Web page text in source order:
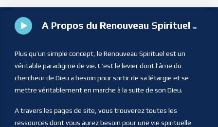
A Propos du Renouveau Spirituel
Plus qu’un simple concept, le Renouveau Spirituel est un
véritable paradigme de vie. C’est le levier dont l’âme du
chercheur de Dieu a besoin pour sortir de sa létargie et se
mettre véritablement en marche à la suite de son Dieu.
A travers les pages de site, vous trouverez toutes les
ressources dont vous aurez besoin pour une vie spirituelle